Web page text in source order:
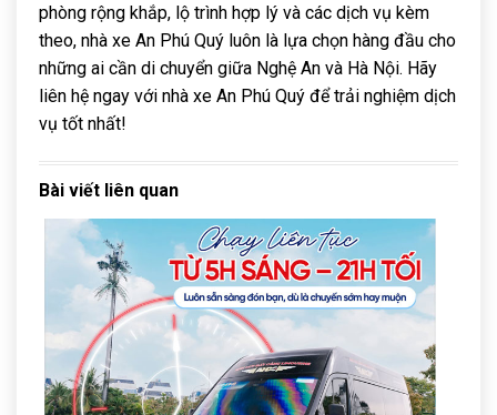
phòng rộng khắp, lộ trình hợp lý và các dịch vụ kèm
theo, nhà xe An Phú Quý luôn là lựa chọn hàng đầu cho
những ai cần di chuyển giữa Nghệ An và Hà Nội. Hãy
liên hệ ngay với nhà xe An Phú Quý để trải nghiệm dịch
vụ tốt nhất!
Bài viết liên quan